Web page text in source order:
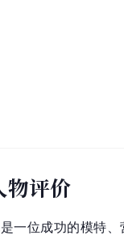
物评价
一位成功的模特